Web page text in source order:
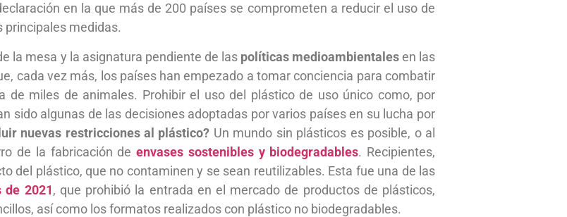
en la que más de 200 países se comprometen a reducir el uso de
principales medidas.
la mesa y la asignatura pendiente de las políticas medioambientalesen las
cada vez más, los países han empezado a tomar conciencia para combatir
de miles de animales. Prohibir el uso del plástico de uso único como, por
sido algunas de las decisiones adoptadas por varios países en su lucha por
nuevas restricciones al plástico? Un mundo sin plásticos es posible, o al
de la fabricación de envases sostenibles y biodegradables. Recipientes,
del plástico, que no contaminen y se sean reutilizables. Esta fue una de las
de 2021, que prohibió la entrada en el mercado de productos de plásticos,
así como los formatos realizados con plástico no biodegradables.